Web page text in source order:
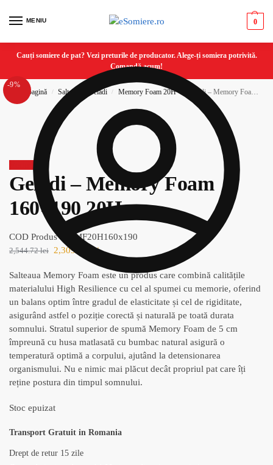
MENIU 0
Cauți somiere de pat? Vezi preturile de producator. Alege-ți somiera potrivită.
Comandă acum!
Prima pagină / Saltele Geladi / Memory Foam 20H Geladi – Memory Foam 160×190 20H
Reduceri!
Geladi – Memory Foam
160×190 20H
COD Produs : G-MF20H160x190
2,544.72lei 2,309.64 lei
-9%
Salteaua Memory Foam este un produs care combină calitățile
materialului High Resilience cu cel al spumei cu memorie, oferind
un balans optim între gradul de elasticitate și cel de rigiditate,
asigurând astfel o poziție corectă și naturală pe toată durata
somnului. Stratul superior de spumă Memory Foam de 5 cm
împreună cu husa matlasată cu bumbac natural asigură o
temperatură optimă a corpului, ajutând la detensionarea
organismului. Nu e nimic mai plăcut decât propriul pat care îți
reține postura din timpul somnului.
Stoc epuizat
Transport Gratuit in Romania
Drept de retur 15 zile